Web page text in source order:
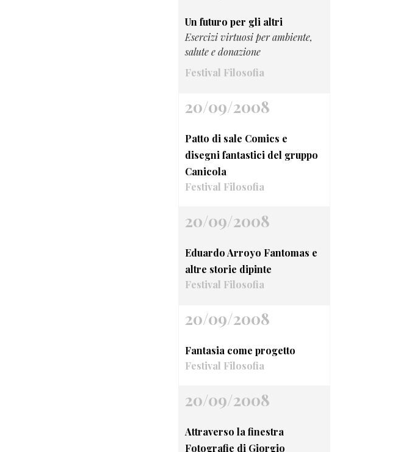
Un futuro per gli altri
Esercizi virtuosi per ambiente,
salute e donazione
Festival Filosofia
20/09/2008
Patto di sale Comics e
disegni fantastici del gruppo
Canicola
Festival Filosofia
20/09/2008
Eduardo Arroyo Fantomas e
altre storie dipinte
Festival Filosofia
20/09/2008
Fantasia come progetto
Festival Filosofia
20/09/2008
Attraverso la finestra
Fotografie di Giorgio